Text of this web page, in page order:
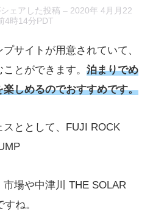
ェアした投稿 – 2020年 4月月22
4時14分PDT
サイトが用意されていて、
とができます。 泊まりでめ
しめるのでおすすめです。
ととして、FUJI ROCK
場や中津川 THE SOLAR
ね。